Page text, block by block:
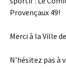
Provençaux 49!
Merci à la Ville
N’hésitez pas à